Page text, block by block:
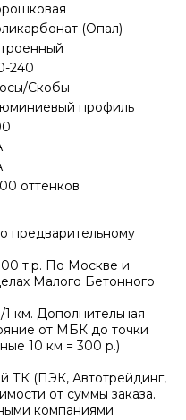
(Опал)
240
Скобы
профиль
оттенков
предварительному
т.р. По Москве и
Малого Бетонного
км. Дополнительная
от МБК до точки
10 км = 300 р.)
ТК (ПЭК, Автотрейдинг,
от суммы заказа.
компаниями